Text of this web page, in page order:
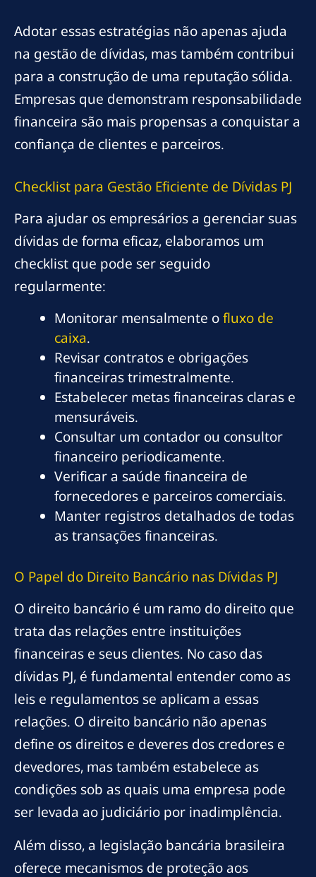
Adotar essas estratégias não apenas ajuda
na gestão de dívidas, mas também contribui
para a construção de uma reputação sólida.
Empresas que demonstram responsabilidade
financeira são mais propensas a conquistar a
confiança de clientes e parceiros.
Checklist para Gestão Eficiente de Dívidas PJ
Para ajudar os empresários a gerenciar suas
dívidas de forma eficaz, elaboramos um
checklist que pode ser seguido
regularmente:
Monitorar mensalmente ofluxo de
caixa.
Revisar contratos e obrigações
financeiras trimestralmente.
Estabelecer metas financeiras claras e
mensuráveis.
Consultar um contador ou consultor
financeiro periodicamente.
Verificar a saúde financeira de
fornecedores e parceiros comerciais.
Manter registros detalhados de todas
as transações financeiras.
O Papel do Direito Bancário nas Dívidas PJ
O direito bancário é um ramo do direito que
trata das relações entre instituições
financeiras e seus clientes. No caso das
dívidas PJ, é fundamental entender como as
leis e regulamentos se aplicam a essas
relações. O direito bancário não apenas
define os direitos e deveres dos credores e
devedores, mas também estabelece as
condições sob as quais uma empresa pode
ser levada ao judiciário por inadimplência.
Além disso, a legislação bancária brasileira
oferece mecanismos de proteção aos